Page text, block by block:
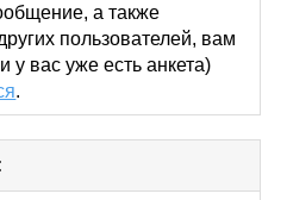
а также
пользователей, вам
у вас уже есть анкета)
.
to